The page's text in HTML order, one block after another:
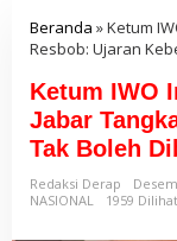
Beranda »Ketum
Resbob: Ujaran
Ketum IWO
Jabar
Tak Boleh
Redaksi Derap
NASIONAL
1959 Dilihat